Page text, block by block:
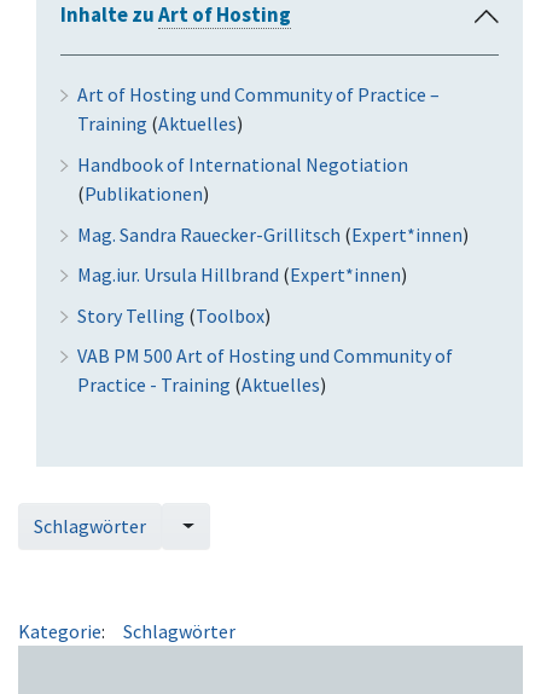
E
Inhalte zuArt of Hosting
Art of Hosting und Community of Practice –
Training (Aktuelles)
Handbook of International Negotiation
(Publikationen)
Mag. Sandra Rauecker-Grillitsch (Expert*innen)
Mag.iur. Ursula Hillbrand (Expert*innen)
Story Telling (Toolbox)
VAB PM 500 Art of Hosting und Community of
Practice - Training (Aktuelles)
Schlagwörter
Kategorie: Schlagwörter